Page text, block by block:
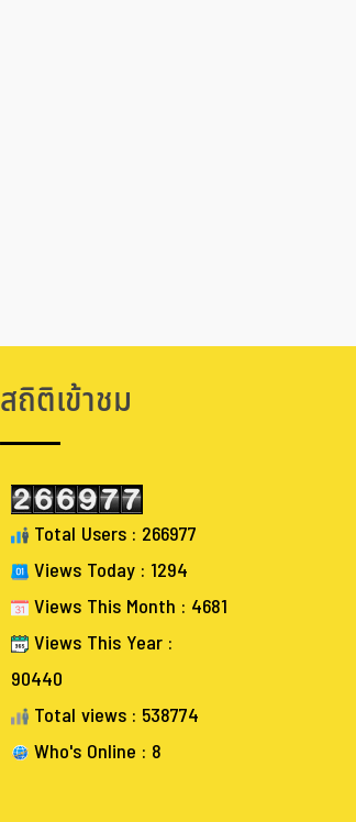
สถิติเข้าชม
Total Users : 266977
Views Today : 1294
Views This Month : 4681
Views This Year :
90440
Total views : 538774
Who's Online : 8